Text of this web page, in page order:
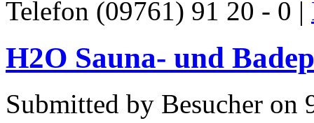
Telefon (09761) 91 20 - 0 |
H2O Sauna- und
Submitted by Besucher on